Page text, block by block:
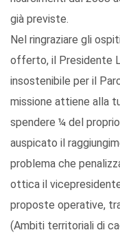
già previste.
Nel ringraziare gli
offerto, il Presidente
insostenibile per il
missione attiene alla
spendere ¼ del
auspicato il
problema che
ottica il
proposte operative,
(Ambiti territoriali di